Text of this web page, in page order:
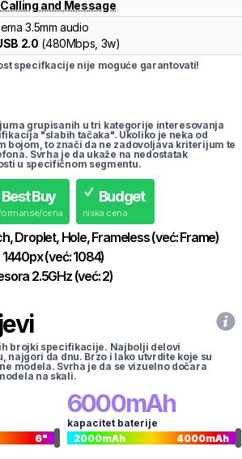
and Message
3.5mm audio
2.0 (480Mbps, 3w)
specifkacije nije moguće garantovati!
grupisanih u tri kategorije interesovanja
"slabih tačaka". Ukoliko je neka od
bojom, to znači da ne zadovoljava kriterijum te
Svrha je da ukaže na nedostatak
u specifičnom segmentu.
Best Buy
cena
Budget
niska cena
Droplet, Hole, Frameless(već:Frame)
1440px(već:1084)
2.5GHz(već:2)
brojki specifikacije. Najbolji delovi
najgori da dnu. Brzo i lako utvrdite koje su
modela. Svrha je da se vizuelno dočara
na skali.
6"
6000mAh
kapacitet baterije
2000mAh 4000mAh